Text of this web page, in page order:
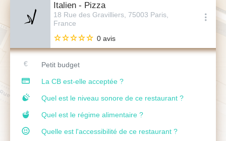
Italien - Pizza
18 Rue des Gravilliers, 75003 Paris,
France
0 avis
Petit budget
La CB est-elle acceptée ?
Quel est le niveau sonore de ce restaurant ?
Quel est le régime alimentaire ?
Quelle est l'accessibilité de ce restaurant ?